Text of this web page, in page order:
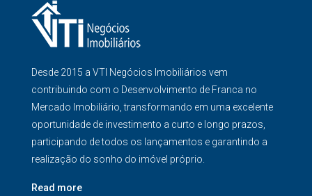
Desde 2015 a VTI Negócios Imobiliários vem
contribuindo com o Desenvolvimento de Franca no
Mercado Imobiliário, transformando em uma excelente
oportunidade de investimento a curto e longo prazos,
participando de todos os lançamentos e garantindo a
realização do sonho do imóvel próprio.
Read more